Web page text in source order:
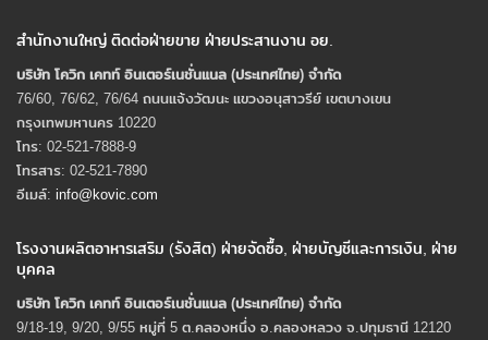
สำนักงานใหญ่ ติดต่อฝ่ายขาย ฝ่ายประสานงาน อย.
บริษัท โควิก เคทท์ อินเตอร์เนชั่นแนล (ประเทศไทย) จํากัด
76/60, 76/62, 76/64 ถนนแจ้งวัฒนะ แขวงอนุสาวรีย์ เขตบางเขน
กรุงเทพมหานคร 10220
โทร: 02-521-7888-9
โทรสาร: 02-521-7890
อีเมล์: info@kovic.com
โรงงานผลิตอาหารเสริม (รังสิต) ฝ่ายจัดซื้อ, ฝ่ายบัญชีและการเงิน, ฝ่าย
บุคคล
บริษัท โควิก เคทท์ อินเตอร์เนชั่นแนล (ประเทศไทย) จํากัด
9/18-19, 9/20, 9/55 หมู่ที่ 5 ต.คลองหนึ่ง อ.คลองหลวง จ.ปทุมธานี 12120